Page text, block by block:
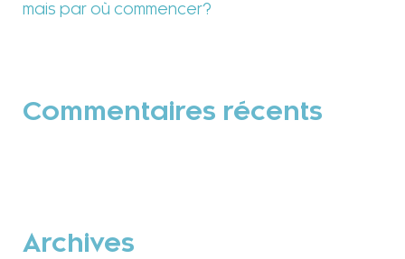
mais par où commencer?
Commentaires récents
Archives